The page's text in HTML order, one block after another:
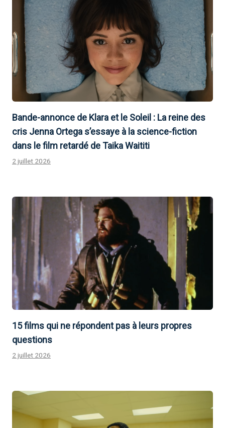
Bande-annonce de Klara et le Soleil : La reine des
cris Jenna Ortega s’essaye à la science-fiction
dans le film retardé de Taika Waititi
2 juillet 2026
15 films qui ne répondent pas à leurs propres
questions
2 juillet 2026